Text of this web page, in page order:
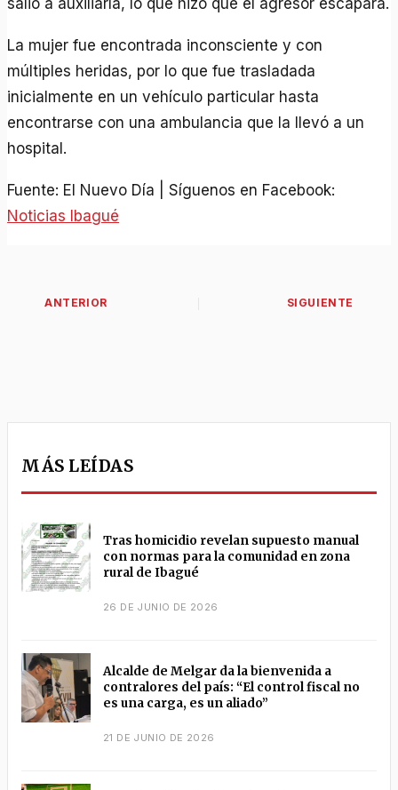
La mujer fue encontrada inconsciente y con
múltiples heridas, por lo que fue trasladada
inicialmente en un vehículo particular hasta
encontrarse con una ambulancia que la llevó a un
hospital.
Fuente: El Nuevo Día | Síguenos en Facebook:
Noticias Ibagué
MÁS LEÍDAS
Tras homicidio revelan supuesto manual
con normas para la comunidad en zona
rural de Ibagué
26 DE JUNIO DE 2026
Alcalde de Melgar da la bienvenida a
contralores del país: “El control fiscal no
es una carga, es un aliado”
21 DE JUNIO DE 2026